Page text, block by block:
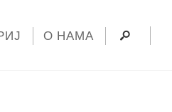
О НАМА